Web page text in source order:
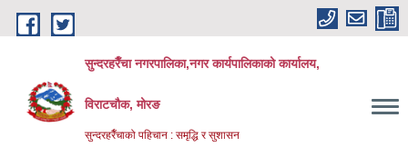
Skip to main content
सुन्दरहरैँचा नगरपालिका,नगर कार्यपालिकाको कार्यालय,
विराटचौक, मोरङ
सुन्दरहरैँचाको पहिचान : समृद्धि र सुशासन